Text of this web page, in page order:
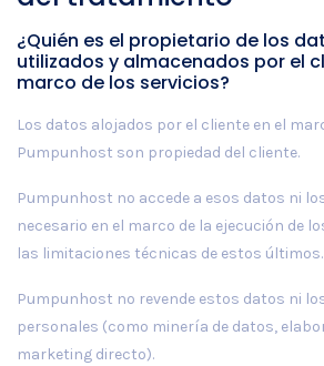
¿Quién es el propietario de los
utilizados y almacenados por el
marco de los servicios?
Los datos alojados por el cliente en el
Pumpunhost son propiedad del cliente.
Pumpunhost no accede a esos datos ni
necesario en el marco de la ejecución de
las limitaciones técnicas de estos últimos.
Pumpunhost no revende estos datos ni
personales (como minería de datos,
marketing directo).